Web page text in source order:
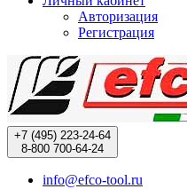
Авторизация
Регистрация
+7 (495) 223-24-64
8-800 700-64-24
info@efco-tool.ru